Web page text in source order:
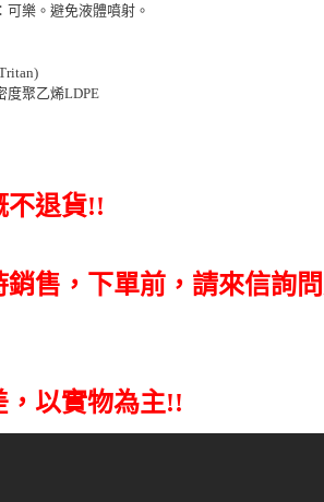
樂。避免液體噴射。
度聚乙烯LDPE
退貨!!
售 ， 下單前 ， 請來信詢
以實物為主!!